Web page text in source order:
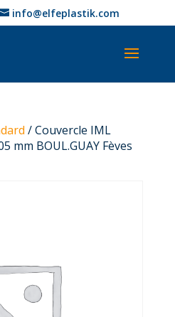
info@elfeplastik.com
/ Couvercle IML
mm BOUL.GUAY Fèves